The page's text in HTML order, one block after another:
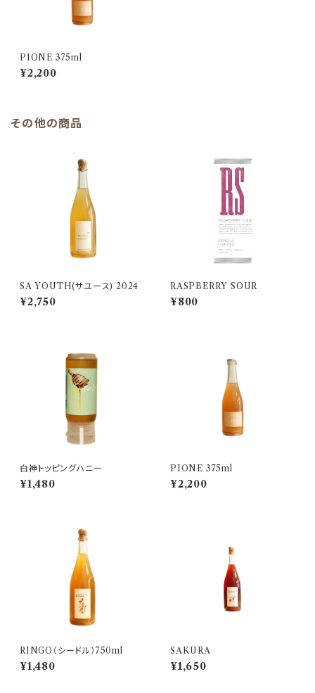
PIONE 375ml
¥2,200
その他の商品
SA YOUTH(サユース) 2024
¥2,750
RASPBERRY SOUR
¥800
白神トッピングハニー
¥1,480
PIONE 375ml
¥2,200
RINGO（シードル）750ml
¥1,480
SAKURA
¥1,650